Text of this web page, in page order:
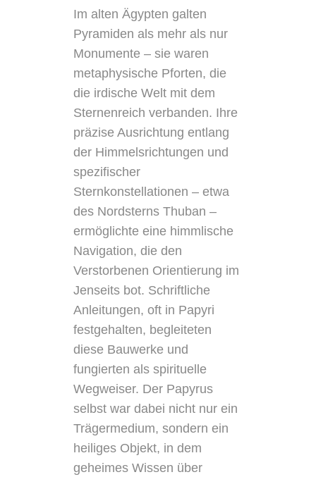
Im alten Ägypten galten
Pyramiden als mehr als nur
Monumente – sie waren
metaphysische Pforten, die
die irdische Welt mit dem
Sternenreich verbanden. Ihre
präzise Ausrichtung entlang
der Himmelsrichtungen und
spezifischer
Sternkonstellationen – etwa
des Nordsterns Thuban –
ermöglichte eine himmlische
Navigation, die den
Verstorbenen Orientierung im
Jenseits bot. Schriftliche
Anleitungen, oft in Papyri
festgehalten, begleiteten
diese Bauwerke und
fungierten als spirituelle
Wegweiser. Der Papyrus
selbst war dabei nicht nur ein
Trägermedium, sondern ein
heiliges Objekt, in dem
geheimes Wissen über